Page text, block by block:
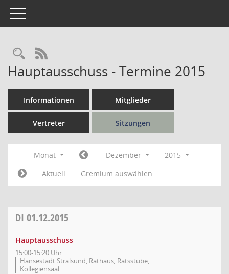
Toggle navigation
Rechercheauswahl
RSS-Feed
Hauptausschuss - Termine 2015
Informationen Mitglieder
Vertreter Sitzungen
Monat Dezember
2015
Aktuell
Gremium auswählen
DI 01.12.2015
Hauptausschuss
15:00-15:20 Uhr
Hansestadt Stralsund, Rathaus, Ratsstube,
Kollegiensaal